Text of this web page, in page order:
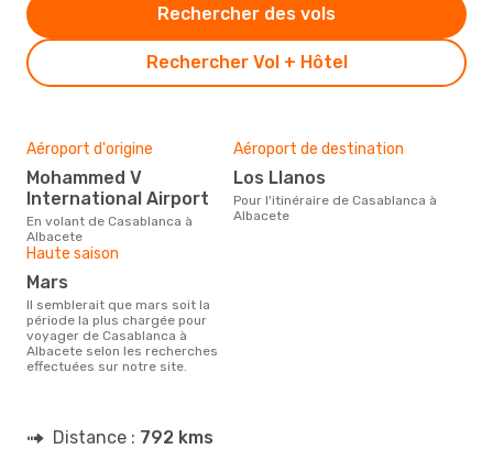
Rechercher Vol + Hôtel
Rechercher des vols
Aéroport d'origine
Mohammed V
International Airport
En volant de Casablanca à
Albacete
Aéroport de destination
Los Llanos
Pour l'itinéraire de Casablanca à
Albacete
Haute saison
mars
Il semblerait que mars soit la
période la plus chargée pour
voyager de Casablanca à
Albacete selon les recherches
effectuées sur notre site.
Distance : 792 kms